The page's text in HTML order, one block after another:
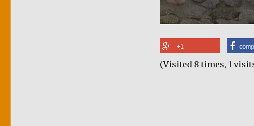
+1
(Visited 8 times, 1